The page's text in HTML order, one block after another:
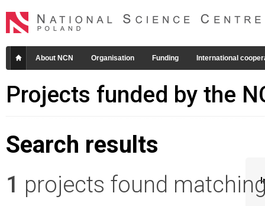
About NCN Organisation Funding International
Projects funded by the
Search results
1 projects found